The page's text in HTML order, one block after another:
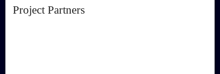
Project Partners